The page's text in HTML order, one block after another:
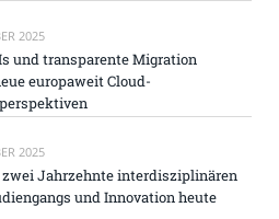
2025
und transparente Migration
europaweit Cloud-
2025
zwei Jahrzehnte interdisziplinären
und Innovation heute